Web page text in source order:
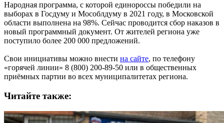
Народная программа, с которой единороссы победили на
выборах в Госдуму и Мособлдуму в 2021 году, в Московской
области выполнена на 98%. Сейчас проводится сбор наказов в
новый программный документ. От жителей региона уже
поступило более 200 000 предложений.
Свои инициативы можно внести на сайте, по телефону
«горячей линии» 8 (800) 200-89-50 или в общественных
приёмных партии во всех муниципалитетах региона.
Читайте также: